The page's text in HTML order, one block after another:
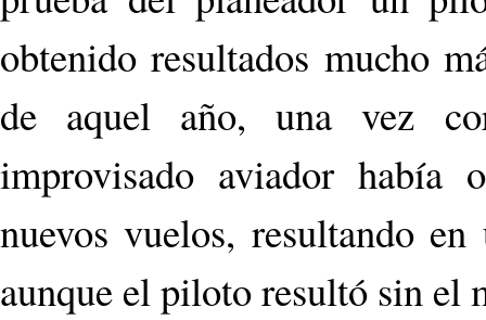
obtenido resultados mucho
de aquel año, una vez
improvisado aviador había
nuevos vuelos, resultando
aunque el piloto resultó sin el